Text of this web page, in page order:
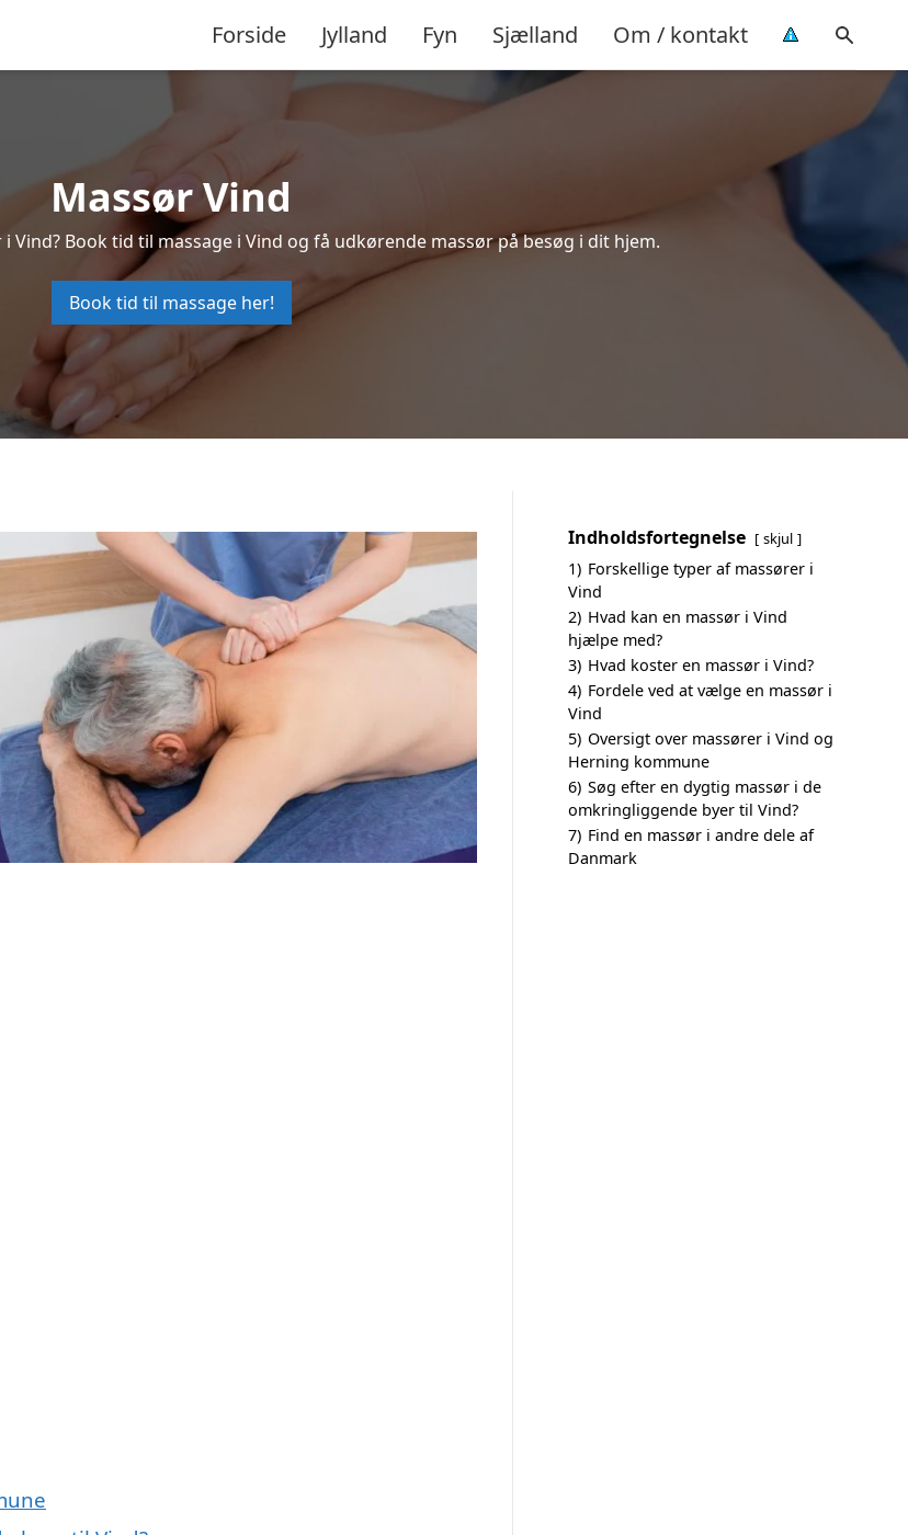
Forside Jylland Fyn Sjælland Om / kontakt
Massør Vind
Vind? Book tid til massage i Vind og få udkørende massør på besøg i dit hjem.
Book tid til massage her!
Indholdsfortegnelse skjul
1) Forskellige typer af massører i
Vind
2) Hvad kan en massør i Vind
hjælpe med?
3) Hvad koster en massør i Vind?
4) Fordele ved at vælge en massør i
Vind
5) Oversigt over massører i Vind og
Herning kommune
6) Søg efter en dygtig massør i de
omkringliggende byer til Vind?
7) Find en massør i andre dele af
Danmark